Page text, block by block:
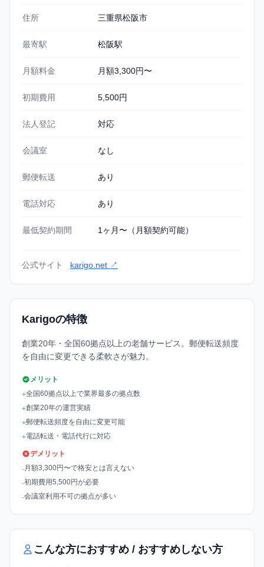
住所 三重県松阪市
最寄駅 松阪駅
月額料金 月額3,300円〜
初期費用 5,500円
法人登記 対応
会議室 なし
郵便転送 あり
電話対応 あり
最低契約期間 1ヶ月〜（月額契約可能）
公式サイト karigo.net ↗
Karigoの特徴
創業20年・全国60拠点以上の老舗サービス。郵便転送頻度
を自由に変更できる柔軟さが魅力。
メリット
+全国60拠点以上で業界最多の拠点数
+創業20年の運営実績
+郵便転送頻度を自由に変更可能
+電話転送・電話代行に対応
デメリット
-月額3,300円〜で格安とは言えない
-初期費用5,500円が必要
-会議室利用不可の拠点が多い
こんな方におすすめ / おすすめしない方